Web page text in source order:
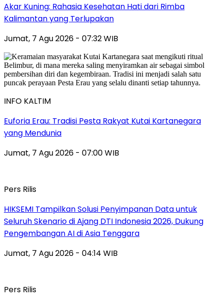
Akar Kuning: Rahasia Kesehatan Hati dari Rimba
Kalimantan yang Terlupakan
Jumat, 7 Agu 2026 - 07:32 WIB
INFO KALTIM
Euforia Erau: Tradisi Pesta Rakyat Kutai Kartanegara
yang Mendunia
Jumat, 7 Agu 2026 - 07:00 WIB
Pers Rilis
HIKSEMI Tampilkan Solusi Penyimpanan Data untuk
Seluruh Skenario di Ajang DTI Indonesia 2026, Dukung
Pengembangan AI di Asia Tenggara
Jumat, 7 Agu 2026 - 04:14 WIB
Pers Rilis